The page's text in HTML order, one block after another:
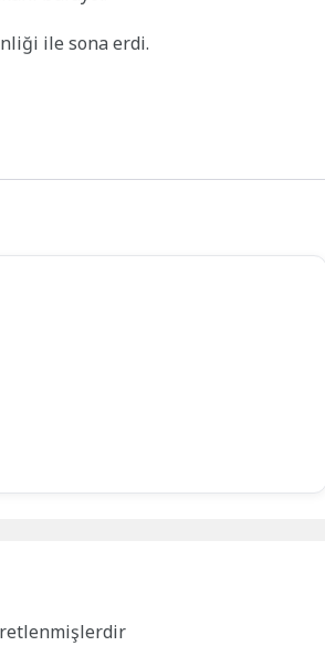
ile sona erdi.